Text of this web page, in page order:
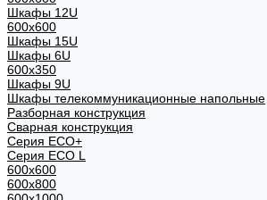
Шкафы 12U
600x600
Шкафы 15U
Шкафы 6U
600x350
Шкафы 9U
Шкафы телекоммуникационные напольные
Разборная конструкция
Сварная конструкция
Серия ECO+
Серия ECO L
600x600
600x800